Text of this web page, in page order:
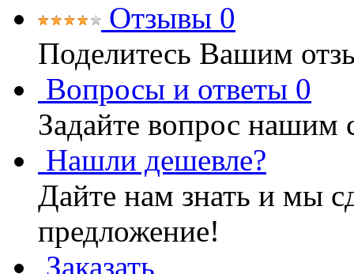
Отзывы 0
Поделитесь Вашим
Вопросы и ответы 0
Задайте вопрос нашим
Нашли дешевле?
Дайте нам знать и мы
предложение!
Заказать